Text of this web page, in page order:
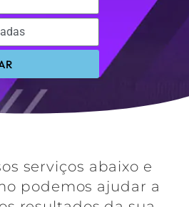
serviços abaixo e
podemos ajudar a